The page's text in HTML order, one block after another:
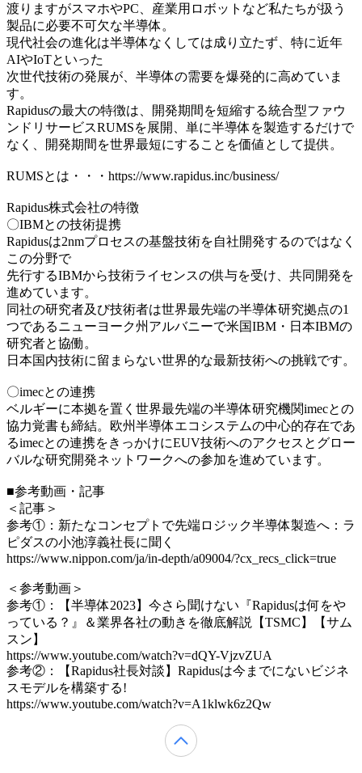
渡りますがスマホやPC、産業用ロボットなど私たちが扱う
製品に必要不可欠な半導体。
現代社会の進化は半導体なくしては成り立たず、特に近年
AIやIoTといった
次世代技術の発展が、半導体の需要を爆発的に高めていま
す。
Rapidusの最大の特徴は、開発期間を短縮する統合型ファウ
ンドリサービスRUMSを展開、単に半導体を製造するだけで
なく、開発期間を世界最短にすることを価値として提供。
RUMSとは・・・https://www.rapidus.inc/business/
Rapidus株式会社の特徴
〇IBMとの技術提携
Rapidusは2nmプロセスの基盤技術を自社開発するのではなく
この分野で
先行するIBMから技術ライセンスの供与を受け、共同開発を
進めています。
同社の研究者及び技術者は世界最先端の半導体研究拠点の1
つであるニューヨーク州アルバニーで米国IBM・日本IBMの
研究者と協働。
日本国内技術に留まらない世界的な最新技術への挑戦です。
〇imecとの連携
ベルギーに本拠を置く世界最先端の半導体研究機関imecとの
協力覚書も締結。欧州半導体エコシステムの中心的存在であ
るimecとの連携をきっかけにEUV技術へのアクセスとグロー
バルな研究開発ネットワークへの参加を進めています。
■参考動画・記事
＜記事＞
参考①：新たなコンセプトで先端ロジック半導体製造へ：ラ
ピダスの小池淳義社長に聞く
https://www.nippon.com/ja/in-depth/a09004/?cx_recs_click=true
＜参考動画＞
参考①：【半導体2023】今さら聞けない『Rapidusは何をや
っている？』＆業界各社の動きを徹底解説【TSMC】【サム
スン】
https://www.youtube.com/watch?v=dQY-VjzvZUA
参考②：【Rapidus社長対談】Rapidusは今までにないビジネ
スモデルを構築する!
https://www.youtube.com/watch?v=A1klwk6z2Qw